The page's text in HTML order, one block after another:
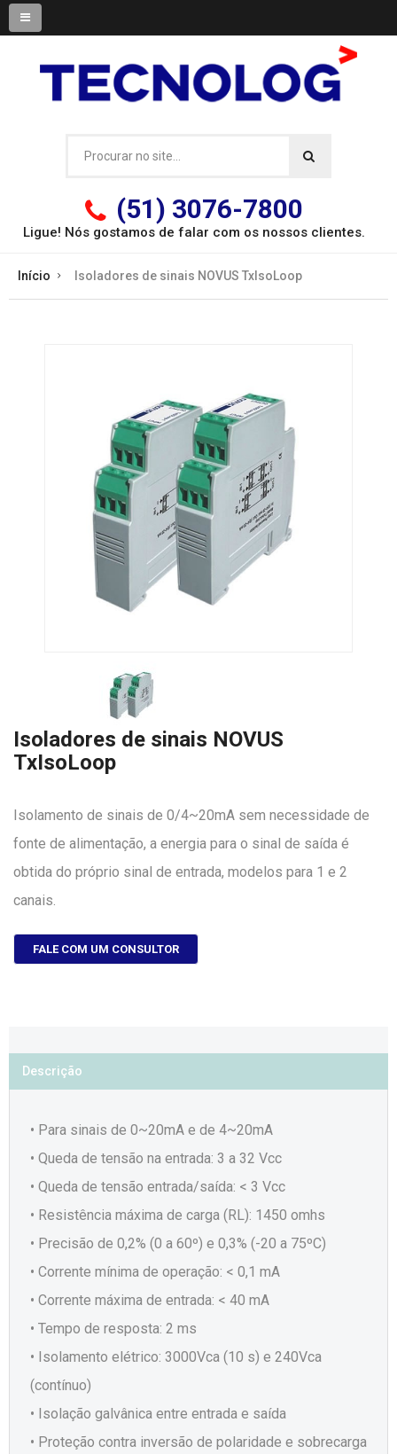
(51) 3076-7800
Ligue! Nós gostamos de falar com os nossos clientes.
Início Isoladores de sinais NOVUS TxIsoLoop
Isoladores de sinais NOVUS
TxIsoLoop
Isolamento de sinais de 0/4~20mA sem necessidade de
fonte de alimentação, a energia para o sinal de saída é
obtida do próprio sinal de entrada, modelos para 1 e 2
canais.
FALE COM UM CONSULTOR
Descrição
• Para sinais de 0~20mA e de 4~20mA
• Queda de tensão na entrada: 3 a 32 Vcc
• Queda de tensão entrada/saída: < 3 Vcc
• Resistência máxima de carga (RL): 1450 omhs
• Precisão de 0,2% (0 a 60º) e 0,3% (-20 a 75ºC)
• Corrente mínima de operação: < 0,1 mA
• Corrente máxima de entrada: < 40 mA
• Tempo de resposta: 2 ms
• Isolamento elétrico: 3000Vca (10 s) e 240Vca
(contínuo)
• Isolação galvânica entre entrada e saída
• Proteção contra inversão de polaridade e sobrecarga